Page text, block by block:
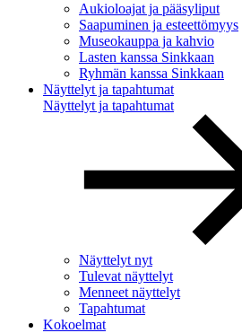
Aukioloajat ja pääsyliput
Saapuminen ja esteettömyys
Museokauppa ja kahvio
Lasten kanssa Sinkkaan
Ryhmän kanssa Sinkkaan
Näyttelyt ja tapahtumat
Näyttelyt ja tapahtumat
Näyttelyt nyt
Tulevat näyttelyt
Menneet näyttelyt
Tapahtumat
Kokoelmat